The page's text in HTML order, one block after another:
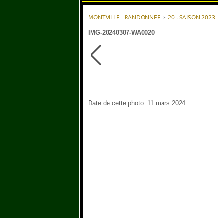
MONTVILLE - RANDONNEE > 20 . SAISON 2023
IMG-20240307-WA0020
Date de cette photo: 11 mars 2024